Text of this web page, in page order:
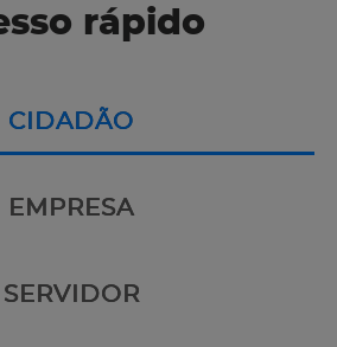
rápido
CIDADÃO
EMPRESA
SERVIDOR